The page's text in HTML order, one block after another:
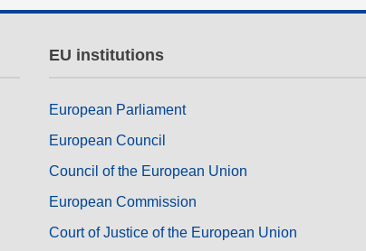
EU institutions
European Parliament
European Council
Council of the European Union
European Commission
Court of Justice of the European Union